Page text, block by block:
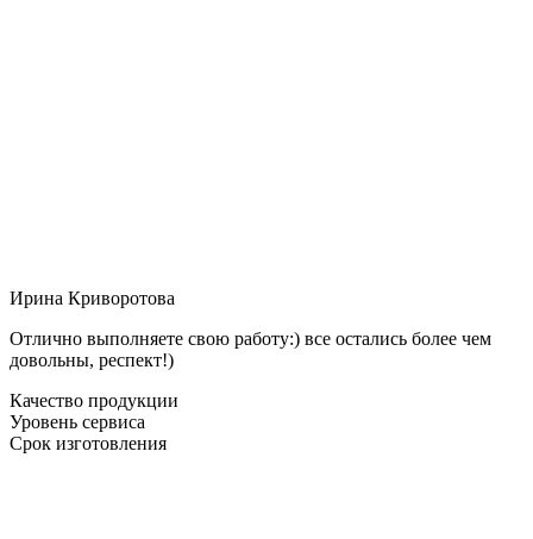
Ирина Криворотова
Отлично выполняете свою работу:) все остались более чем
довольны, респект!)
Качество продукции
Уровень сервиса
Срок изготовления